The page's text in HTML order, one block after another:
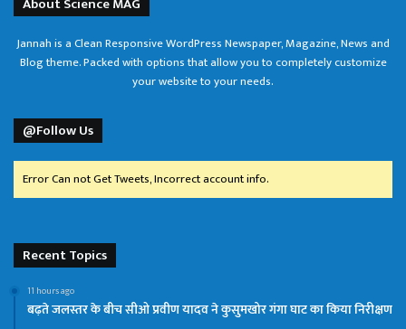
Jannah is a Clean Responsive WordPress Newspaper, Magazine, News and
Blog theme. Packed with options that allow you to completely customize
your website to your needs.
@Follow Us
Error Can not Get Tweets, Incorrect account info.
Recent Topics
11 hours ago
बढ़ते जलस्तर के बीच सीओ प्रवीण यादव ने कुसुमखोर गंगा घाट का किया निरीक्षण